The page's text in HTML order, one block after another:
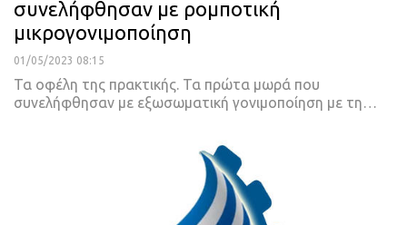
συνελήφθησαν με ρομποτική
μικρογονιμοποίηση
01/05/2023 08:15
Τα οφέλη της πρακτικής. Τα πρώτα μωρά που
συνελήφθησαν με εξωσωματική γονιμοποίηση με τη…